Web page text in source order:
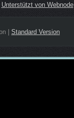
Unterstützt von Webnode
| Standard Version